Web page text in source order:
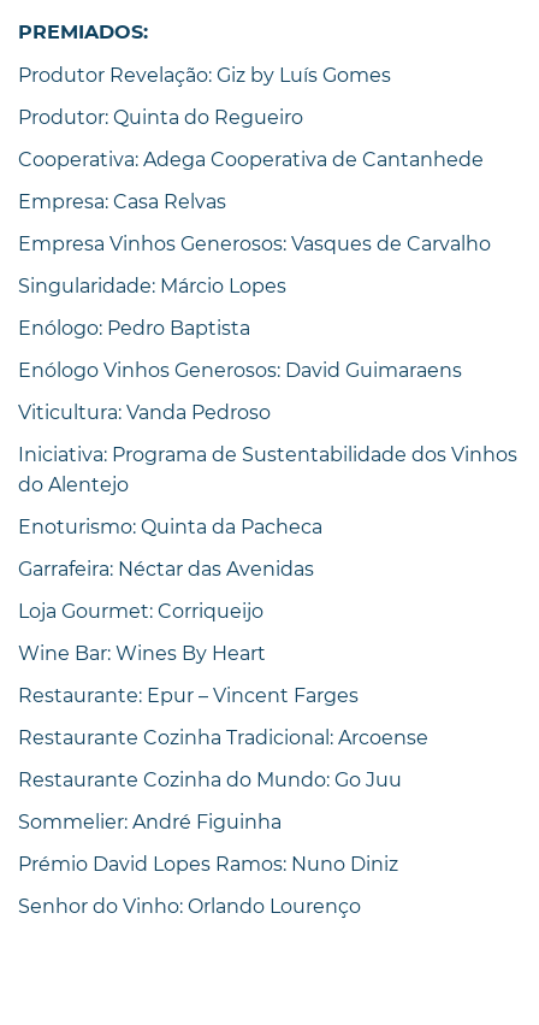
PREMIADOS:
Produtor Revelação: Giz by Luís Gomes
Produtor: Quinta do Regueiro
Cooperativa: Adega Cooperativa de Cantanhede
Empresa: Casa Relvas
Empresa Vinhos Generosos: Vasques de Carvalho
Singularidade: Márcio Lopes
Enólogo: Pedro Baptista
Enólogo Vinhos Generosos: David Guimaraens
Viticultura: Vanda Pedroso
Iniciativa: Programa de Sustentabilidade dos Vinhos
do Alentejo
Enoturismo: Quinta da Pacheca
Garrafeira: Néctar das Avenidas
Loja Gourmet: Corriqueijo
Wine Bar: Wines By Heart
Restaurante: Epur – Vincent Farges
Restaurante Cozinha Tradicional: Arcoense
Restaurante Cozinha do Mundo: Go Juu
Sommelier: André Figuinha
Prémio David Lopes Ramos: Nuno Diniz
Senhor do Vinho: Orlando Lourenço